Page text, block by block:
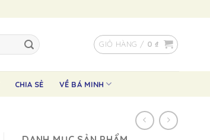
GIỎ HÀNG / 0₫
CHIA SẺ VỀ BÁ MINH